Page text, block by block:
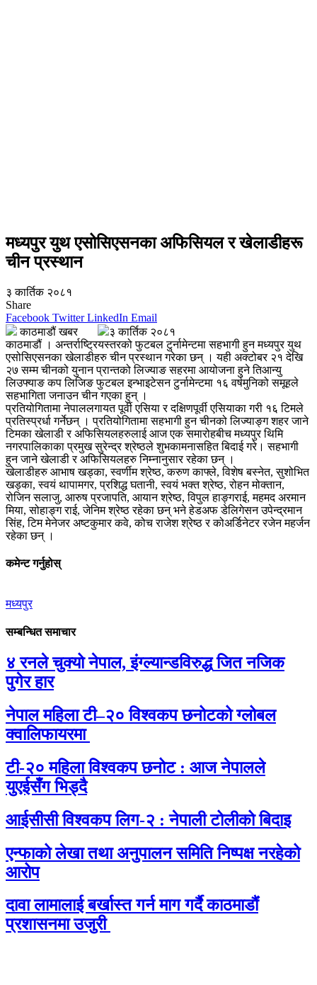
मध्यपुर युथ एसोसिएसनका अफिसियल र खेलाडीहरू
चीन प्रस्थान
३ कार्तिक २०८१
Share
Facebook Twitter LinkedIn Email
काठमाडौं खबर
३ कार्तिक २०८१
काठमाडौं । अन्तर्राष्ट्रियस्तरको फुटबल टुर्नामेन्टमा सहभागी हुन मध्यपुर युथ
एसोसिएसनका खेलाडीहरु चीन प्रस्थान गरेका छन् । यही अक्टोबर २१ देखि
२७ सम्म चीनको युनान प्रान्तको लिज्याङ सहरमा आयोजना हुने तिआन्यु
लिउफ्याङ कप लिजिङ फुटबल इन्भाइटेसन टुर्नामेन्टमा १६ वर्षमुनिको समूहले
सहभागिता जनाउन चीन गएका हुन् ।
प्रतियोगितामा नेपाललगायत पूर्वी एसिया र दक्षिणपूर्वी एसियाका गरी १६ टिमले
प्रतिस्प्रर्धा गर्नेछन् । प्रतियोगितामा सहभागी हुन चीनको लिज्याङ्ग शहर जाने
टिमका खेलाडी र अफिसियलहरुलाई आज एक समारोहबीच मध्यपुर थिमि
नगरपालिकाका प्रमुख सुरेन्द्र श्रेष्ठले शुभकामनासहित बिदाई गरे। सहभागी
हुन जाने खेलाडी र अफिसियलहरु निम्नानुसार रहेका छन् ।
खेलाडीहरु आभाष खड्का, स्वर्णीम श्रेष्ठ, करुण काफ्ले, विशेष बस्नेत, सुशोभित
खड्का, स्वयं थापामगर, प्रशिद्ध घतानी, स्वयं भक्त श्रेष्ठ, रोहन मोक्तान,
रोजिन सलाजु, आरुष प्रजापति, आयान श्रेष्ठ, विपुल हाङ्गराई, महमद अरमान
मिया, सोहाङ्ग राई, जेनिम श्रेष्ठ रहेका छन् भने हेडअफ डेलिगेसन उपेन्द्रमान
सिंह, टिम मेनेजर अष्टकुमार कवे, कोच राजेश श्रेष्ठ र कोअर्डिनेटर रजेन महर्जन
रहेका छन् ।
कमेन्ट गर्नुहोस्
मध्यपुर
सम्बन्धित समाचार
४ रनले चुक्यो नेपाल, इंग्ल्यान्डविरुद्ध जित नजिक
पुगेर हार
नेपाल महिला टी–२० विश्वकप छनोटको ग्लोबल
क्वालिफायरमा
टी-२० महिला विश्वकप छनोट : आज नेपालले
युएईसँग भिड्दै
आईसीसी विश्वकप लिग-२ : नेपाली टोलीको बिदाइ
एन्फाको लेखा तथा अनुपालन समिति निष्पक्ष नरहेको
आरोप
दावा लामालाई बर्खास्त गर्न माग गर्दै काठमाडौंं
प्रशासनमा उजुरी